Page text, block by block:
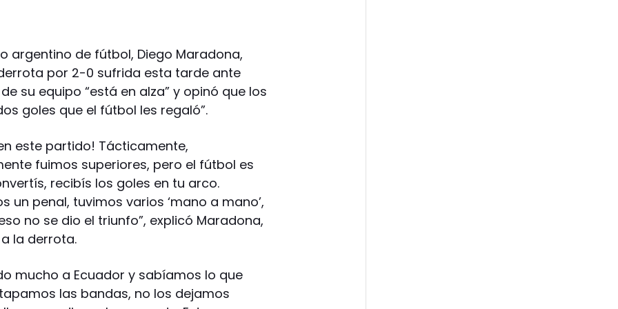
argentino de fútbol, Diego Maradona,
por 2-0 sufrida esta tarde ante
su equipo “está en alza” y opinó que los
goles que el fútbol les regaló”.
este partido! Tácticamente,
fuimos superiores, pero el fútbol es
recibís los goles en tu arco.
un penal, tuvimos varios ‘mano a mano’,
no se dio el triunfo”, explicó Maradona,
la derrota.
mucho a Ecuador y sabíamos lo que
las bandas, no los dejamos